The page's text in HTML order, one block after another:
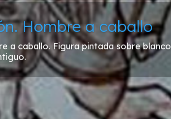
Hombre a caballo
a caballo. Figura pintada sobre blanco